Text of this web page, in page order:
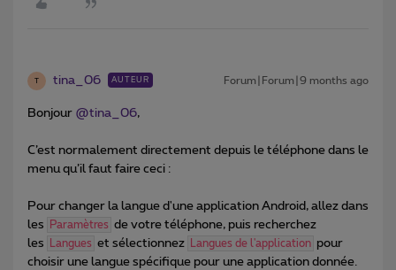
T tina_06 AUTEUR Forum|Forum|9 months ago
Bonjour ​ @tina_06,
C’est normalement directement depuis le téléphone dans le
menu qu’il faut faire ceci :
Pour changer la langue d'une application Android, allez dans
les
Paramètres de votre téléphone, puis recherchez
les
Langues et sélectionnez Langues de l'application pour
choisir une langue spécifique pour une application donnée.